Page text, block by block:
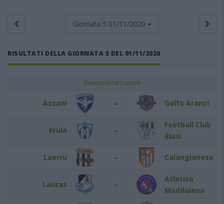
Giornata 5 01/11/2020
RISULTATI DELLA GIORNATA 5 DEL 01/11/2020
DIARIOSPORTIVO.IT
Azzani - Golfo Aranci
Erula -
Football Club
Biasì
Laerru - Calangianese
Lauras -
Atletico
Maddalena